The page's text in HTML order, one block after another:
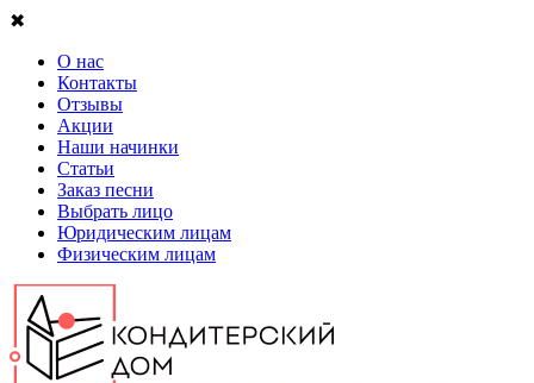
✖
О нас
Контакты
Отзывы
Акции
Наши начинки
Статьи
Заказ песни
Выбрать лицо
Юридическим лицам
Физическим лицам